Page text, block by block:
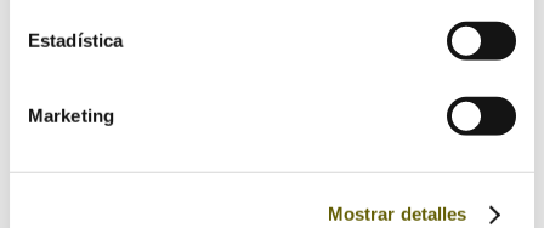
Estadística
Marketing
Mostrar detalles
Guarda mi nombre, correo electrónico y web en